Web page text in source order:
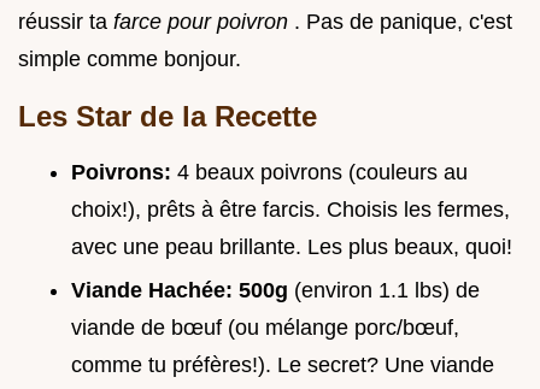
réussir ta farce pour poivron . Pas de panique, c'est
simple comme bonjour.
Les Star de la Recette
Poivrons: 4 beaux poivrons (couleurs au
choix!), prêts à être farcis. Choisis les fermes,
avec une peau brillante. Les plus beaux, quoi!
Viande Hachée: 500g (environ 1.1 lbs) de
viande de bœuf (ou mélange porc/bœuf,
comme tu préfères!). Le secret? Une viande